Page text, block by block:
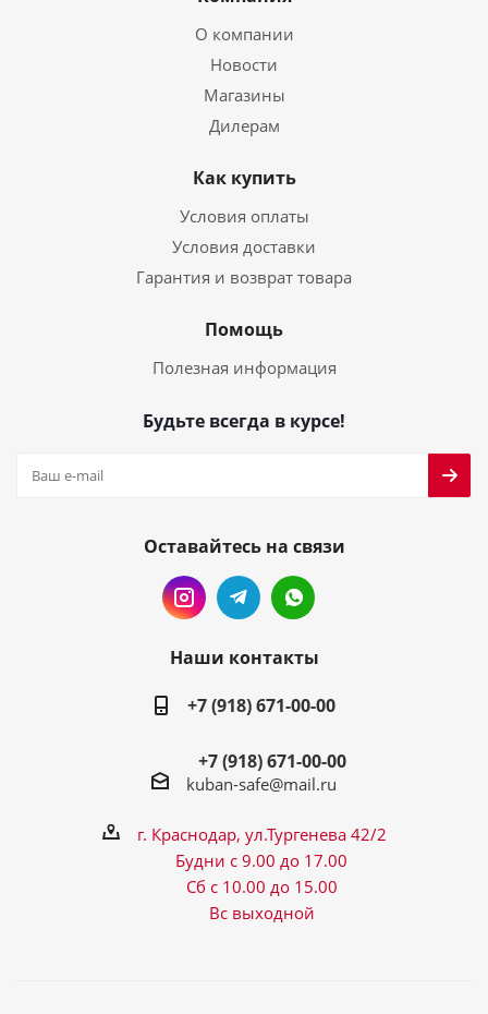
О компании
Новости
Магазины
Дилерам
Как купить
Условия оплаты
Условия доставки
Гарантия и возврат товара
Помощь
Полезная информация
Будьте всегда в курсе!
Оставайтесь на связи
Наши контакты
+7 (918) 671-00-00
+7 (918) 671-00-00
kuban-safe@mail.ru
г. Краснодар, ул.Тургенева 42/2
Будни с 9.00 до 17.00
Сб с 10.00 до 15.00
Вс выходной